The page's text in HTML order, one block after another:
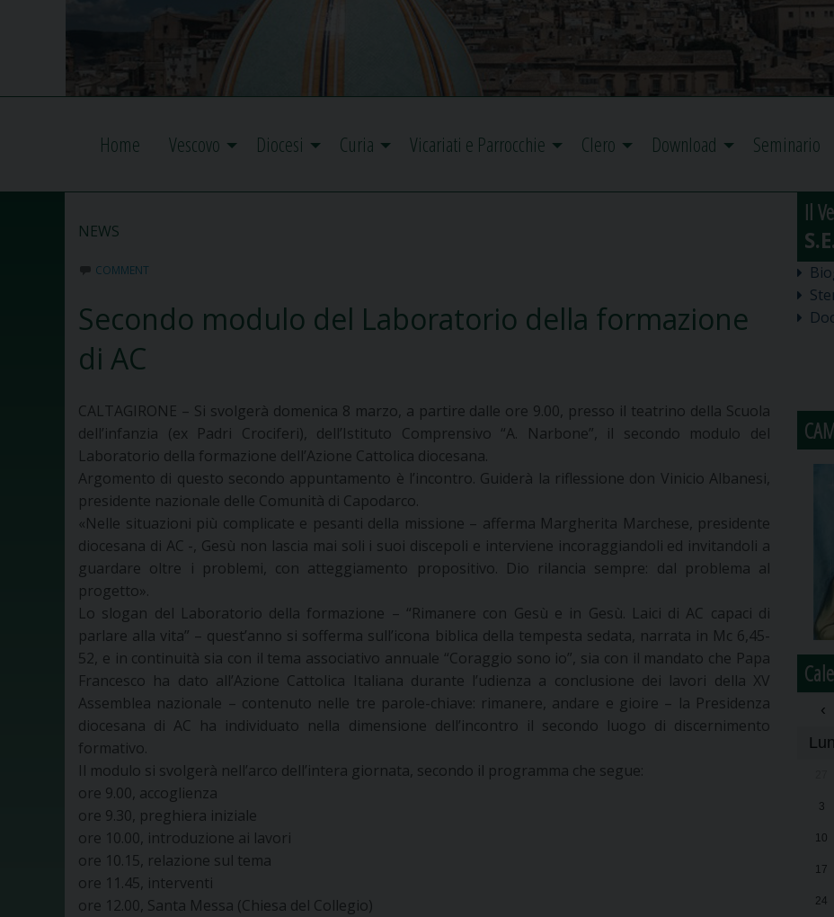
Home Vescovo Diocesi Curia Vicariati e Parrocchie Clero Download Seminario
NEWS
COMMENT
Secondo modulo del Laboratorio della formazione
di AC
CALTAGIRONE – Si svolgerà domenica 8 marzo, a partire dalle ore 9.00, presso il teatrino della Scuola
dell’infanzia (ex Padri Crociferi), dell’Istituto Comprensivo “A. Narbone”, il secondo modulo del
Laboratorio della formazione dell’Azione Cattolica diocesana.
Argomento di questo secondo appuntamento è l’incontro. Guiderà la riflessione don Vinicio Albanesi,
presidente nazionale delle Comunità di Capodarco.
«Nelle situazioni più complicate e pesanti della missione – afferma Margherita Marchese, presidente
diocesana di AC -, Gesù non lascia mai soli i suoi discepoli e interviene incoraggiandoli ed invitandoli a
guardare oltre i problemi, con atteggiamento propositivo. Dio rilancia sempre: dal problema al
progetto».
Lo slogan del Laboratorio della formazione – “Rimanere con Gesù e in Gesù. Laici di AC capaci di
parlare alla vita” – quest’anno si sofferma sull’icona biblica della tempesta sedata, narrata in Mc 6,45-
52, e in continuità sia con il tema associativo annuale “Coraggio sono io”, sia con il mandato che Papa
Francesco ha dato all’Azione Cattolica Italiana durante l’udienza a conclusione dei lavori della XV
Assemblea nazionale – contenuto nelle tre parole-chiave: rimanere, andare e gioire – la Presidenza
diocesana di AC ha individuato nella dimensione dell’incontro il secondo luogo di discernimento
formativo.
Il modulo si svolgerà nell’arco dell’intera giornata, secondo il programma che segue:
ore 9.00, accoglienza
ore 9.30, preghiera iniziale
ore 10.00, introduzione ai lavori
ore 10.15, relazione sul tema
ore 11.45, interventi
ore 12.00, Santa Messa (Chiesa del Collegio)
Il
‹
Lun
3
10
17
24